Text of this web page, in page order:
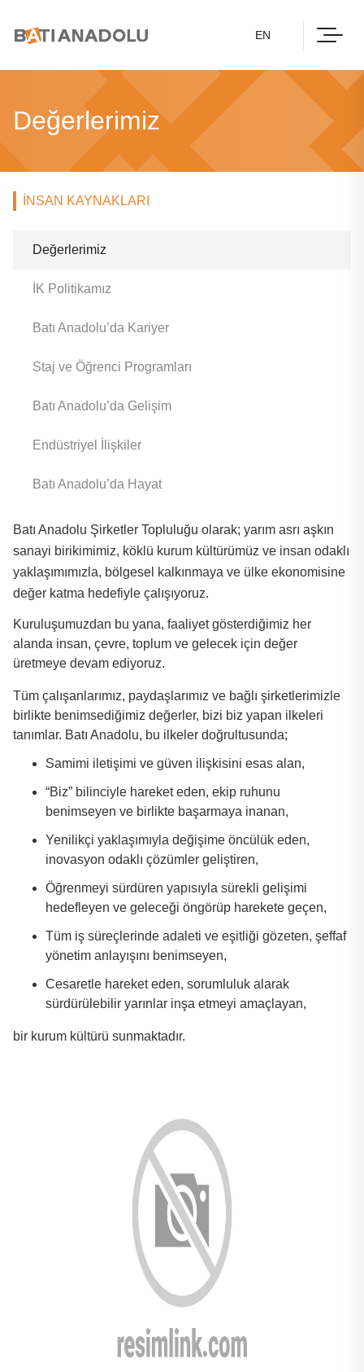
EN
Değerlerimiz
İNSAN KAYNAKLARI
Değerlerimiz
İK Politikamız
Batı Anadolu’da Kariyer
Staj ve Öğrenci Programları
Batı Anadolu’da Gelişim
Endüstriyel İlişkiler
Batı Anadolu’da Hayat
Batı Anadolu Şirketler Topluluğu olarak; yarım asrı aşkın
sanayi birikimimiz, köklü kurum kültürümüz ve insan odaklı
yaklaşımımızla, bölgesel kalkınmaya ve ülke ekonomisine
değer katma hedefiyle çalışıyoruz.
Kuruluşumuzdan bu yana, faaliyet gösterdiğimiz her
alanda insan, çevre, toplum ve gelecek için değer
üretmeye devam ediyoruz.
Tüm çalışanlarımız, paydaşlarımız ve bağlı şirketlerimizle
birlikte benimsediğimiz değerler, bizi biz yapan ilkeleri
tanımlar. Batı Anadolu, bu ilkeler doğrultusunda;
Samimi iletişimi ve güven ilişkisini esas alan,
“Biz” bilinciyle hareket eden, ekip ruhunu
benimseyen ve birlikte başarmaya inanan,
Yenilikçi yaklaşımıyla değişime öncülük eden,
inovasyon odaklı çözümler geliştiren,
Öğrenmeyi sürdüren yapısıyla sürekli gelişimi
hedefleyen ve geleceği öngörüp harekete geçen,
Tüm iş süreçlerinde adaleti ve eşitliği gözeten, şeffaf
yönetim anlayışını benimseyen,
Cesaretle hareket eden, sorumluluk alarak
sürdürülebilir yarınlar inşa etmeyi amaçlayan,
bir kurum kültürü sunmaktadır.